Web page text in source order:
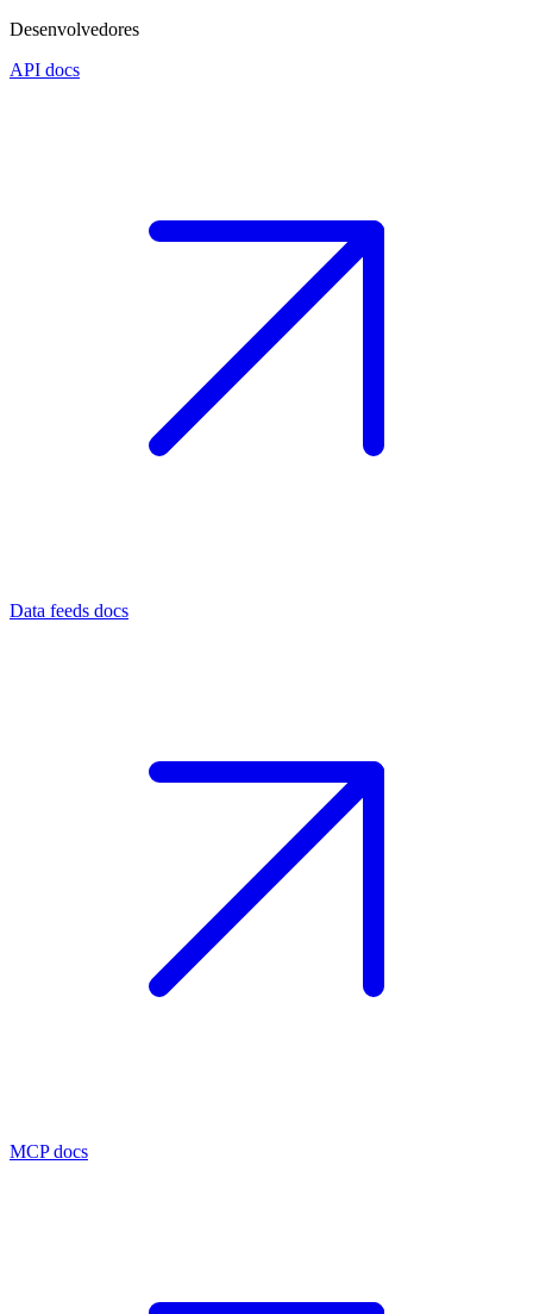
Desenvolvedores
API docs
Data feeds docs
MCP docs